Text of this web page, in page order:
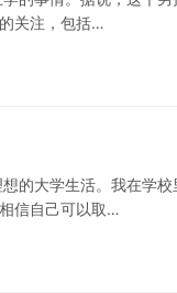
关注，包括…
的大学生活。我在学
信自己可以取…